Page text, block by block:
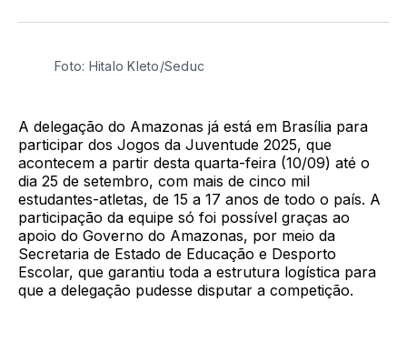
BlueSkyTwitterFacebook
LinkedInWhatsApp
Email
Foto: Hitalo Kleto/Seduc
A delegação do Amazonas já está em Brasília para
participar dos Jogos da Juventude 2025, que
acontecem a partir desta quarta-feira (10/09) até o
dia 25 de setembro, com mais de cinco mil
estudantes-atletas, de 15 a 17 anos de todo o país. A
participação da equipe só foi possível graças ao
apoio do Governo do Amazonas, por meio da
Secretaria de Estado de Educação e Desporto
Escolar, que garantiu toda a estrutura logística para
que a delegação pudesse disputar a competição.